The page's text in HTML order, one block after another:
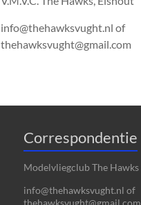
info@thehawksvught.nl of
thehawksvught@gmail.com
Correspondentie
Modelvliegclub The Hawks
info@thehawksvught.nl of
thehawksvught@gmail.com